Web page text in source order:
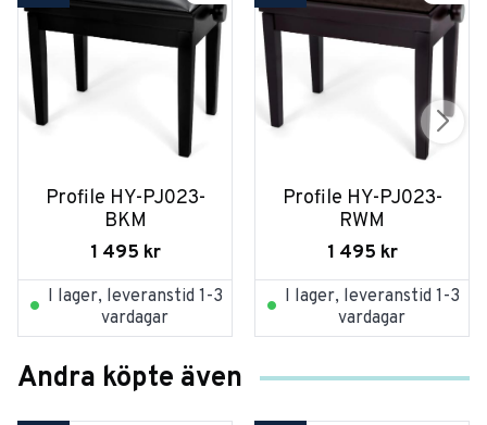
Profile HY-PJ023-
BKM
1 495 kr
I lager, leveranstid 1-3
vardagar
Profile HY-PJ023-
RWM
1 495 kr
I lager, leveranstid 1-3
vardagar
Andra köpte även